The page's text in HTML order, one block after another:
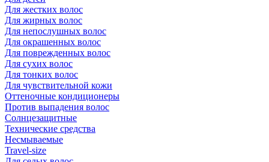
Для жестких волос
Для жирных волос
Для непослушных волос
Для окрашенных волос
Для поврежденных волос
Для сухих волос
Для тонких волос
Для чувствительной кожи
Оттеночные кондиционеры
Против выпадения волос
Солнцезащитные
Технические средства
Несмываемые
Travel-size